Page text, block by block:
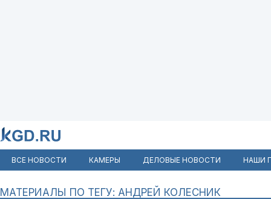
ВСЕ НОВОСТИ КАМЕРЫ ДЕЛОВЫЕ НОВОСТИ НАШИ
МАТЕРИАЛЫ ПО ТЕГУ: АНДРЕЙ КОЛЕСНИК